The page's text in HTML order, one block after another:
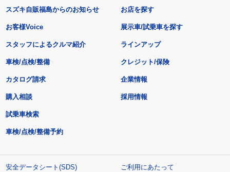
スズキ自販福島からのお知らせ
お客様Voice
スタッフによるクルマ紹介
お店を探す
展示車/試乗車を探す
ラインアップ
車検/点検/整備 クレジット/保険
カタログ請求
購入相談
試乗車検索
車検/点検/整備予約
企業情報
採用情報
安全データシート(SDS)
ご利用にあたって